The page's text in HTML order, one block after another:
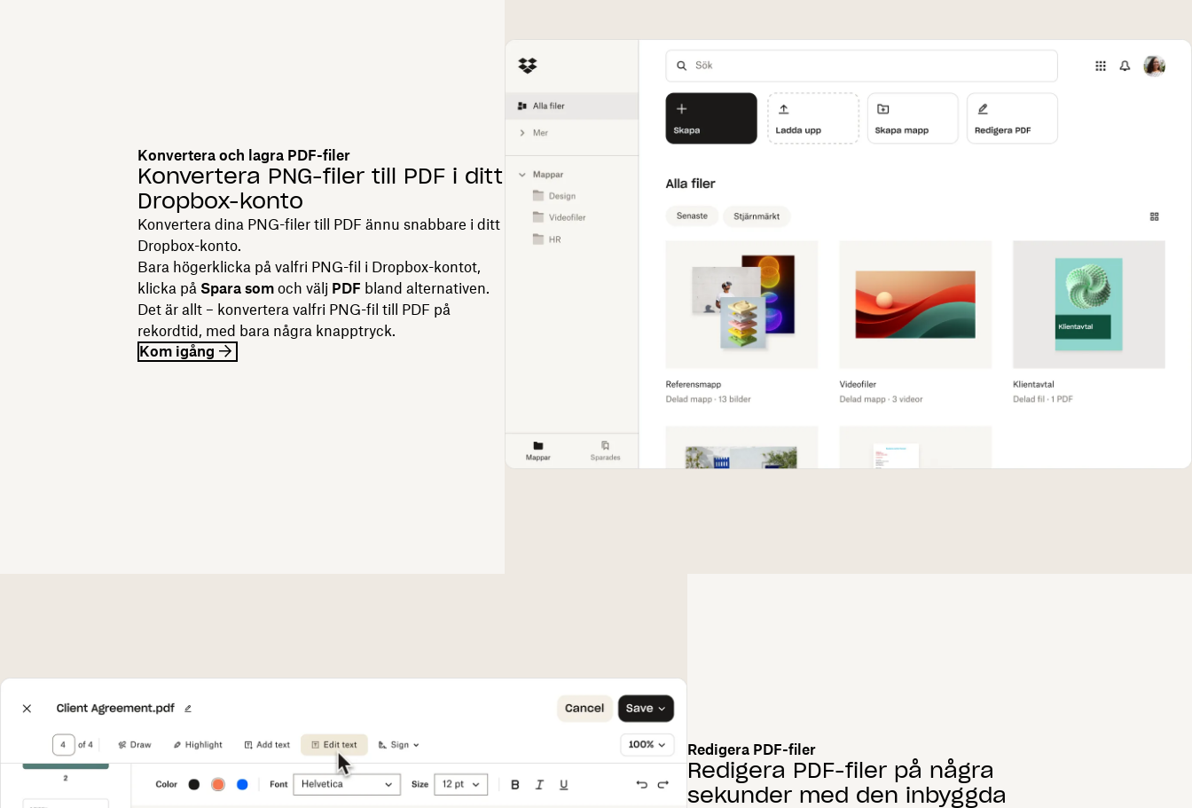
Konvertera och lagra PDF-filer
Konvertera PNG-filer till PDF i ditt
Dropbox-konto
Konvertera dina PNG-filer till PDF ännu snabbare i ditt
Dropbox-konto.
Bara högerklicka på valfri PNG-fil i Dropbox-kontot,
klicka på Spara som och välj PDF bland alternativen.
Det är allt – konvertera valfri PNG-fil till PDF på
rekordtid, med bara några knapptryck.
Kom igång
Redigera PDF-filer
Redigera PDF-filer på några
sekunder med den inbyggda